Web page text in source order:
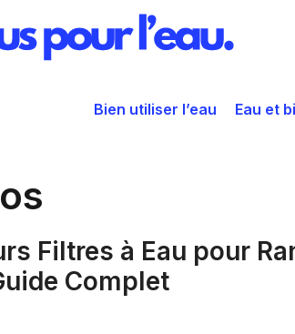
Bien utiliser l’eau Eau et
Filtres à Eau pour
Complet